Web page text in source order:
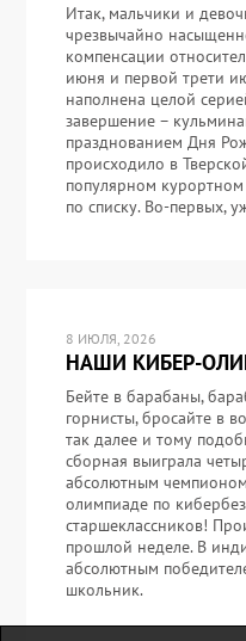
Итак, мальчики и
чрезвычайно
компенсации
июня и первой трети
наполнена целой
завершение –
празднованием Дня
происходило в
популярном
по списку. Во-первых,
8 ИЮЛЯ, 2026
НАШИ КИБЕР-
Бейте в барабаны,
горнисты, бросайте в
так далее и тому
сборная выиграла
абсолютным
олимпиаде по
старшеклассников!
прошлой неделе. В
абсолютным
школьник.